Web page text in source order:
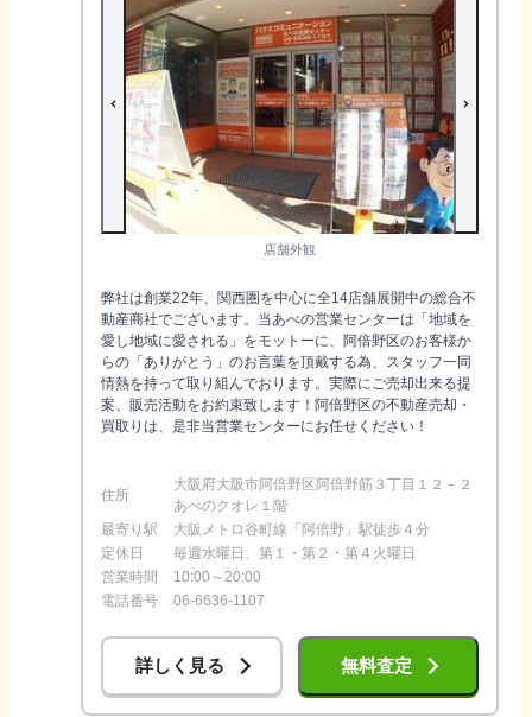
店舗外観
弊社は創業22年、関西圏を中心に全14店舗展開中の総合不
動産商社でございます。当あべの営業センターは「地域を
愛し地域に愛される」をモットーに、阿倍野区のお客様か
らの「ありがとう」のお言葉を頂戴する為、スタッフ一同
情熱を持って取り組んでおります。実際にご売却出来る提
案、販売活動をお約束致します！阿倍野区の不動産売却・
買取りは、是非当営業センターにお任せください！
住所
大阪府大阪市阿倍野区阿倍野筋３丁目１２－２
あべのクオレ１階
最寄り駅
大阪メトロ谷町線「阿倍野」駅徒歩４分
定休日
毎週水曜日、第１・第２・第４火曜日
営業時間
10:00～20:00
電話番号
06-6636-1107
詳しく見る 無料査定